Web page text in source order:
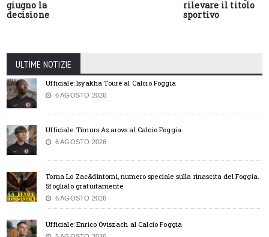
giugno la
decisione
rilevare il titolo
sportivo
ULTIME NOTIZIE
Ufficiale: Isyakha Tourè al Calcio Foggia
6 AGOSTO 2026
Ufficiale: Timurs Azarovs al Calcio Foggia
6 AGOSTO 2026
Torna Lo Zac&dintorni, numero speciale sulla rinascita del Foggia.
Sfoglialo gratuitamente
6 AGOSTO 2026
Ufficiale: Enrico Oviszach al Calcio Foggia